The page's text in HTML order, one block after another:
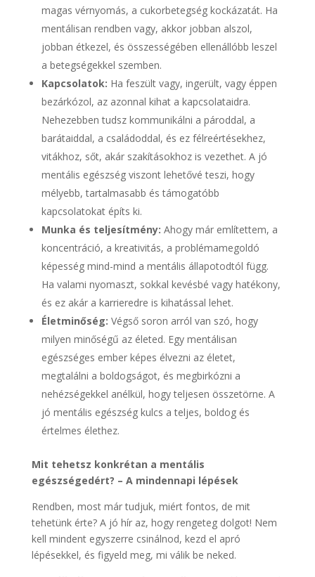
magas vérnyomás, a cukorbetegség kockázatát. Ha
mentálisan rendben vagy, akkor jobban alszol,
jobban étkezel, és összességében ellenállóbb leszel
a betegségekkel szemben.
Kapcsolatok: Ha feszült vagy, ingerült, vagy éppen
bezárkózol, az azonnal kihat a kapcsolataidra.
Nehezebben tudsz kommunikálni a pároddal, a
barátaiddal, a családoddal, és ez félreértésekhez,
vitákhoz, sőt, akár szakításokhoz is vezethet. A jó
mentális egészség viszont lehetővé teszi, hogy
mélyebb, tartalmasabb és támogatóbb
kapcsolatokat építs ki.
Munka és teljesítmény: Ahogy már említettem, a
koncentráció, a kreativitás, a problémamegoldó
képesség mind-mind a mentális állapotodtól függ.
Ha valami nyomaszt, sokkal kevésbé vagy hatékony,
és ez akár a karrieredre is kihatással lehet.
Életminőség: Végső soron arról van szó, hogy
milyen minőségű az életed. Egy mentálisan
egészséges ember képes élvezni az életet,
megtalálni a boldogságot, és megbirkózni a
nehézségekkel anélkül, hogy teljesen összetörne. A
jó mentális egészség kulcs a teljes, boldog és
értelmes élethez.
Mit tehetsz konkrétan a mentális
egészségedért? – A mindennapi lépések
Rendben, most már tudjuk, miért fontos, de mit
tehetünk érte? A jó hír az, hogy rengeteg dolgot! Nem
kell mindent egyszerre csinálnod, kezd el apró
lépésekkel, és figyeld meg, mi válik be neked.